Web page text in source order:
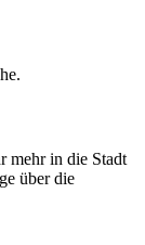
mehr in die Stadt
über die